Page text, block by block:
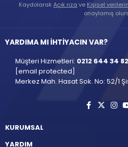
KaydolarakAçık rıza ve Kişisel
onaylamış
YARDIMA MI İHTİYACIN VAR?
Müşteri Hizmetleri: 0212 644 34 82
[email protected]
Merkez Mah. Hasat Sok. No: 52/1
KURUMSAL
YARDIM